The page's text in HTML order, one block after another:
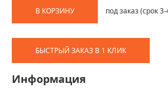
В КОРЗИНУ под заказ (срок
БЫСТРЫЙ ЗАКАЗ В 1 КЛИК
Информация